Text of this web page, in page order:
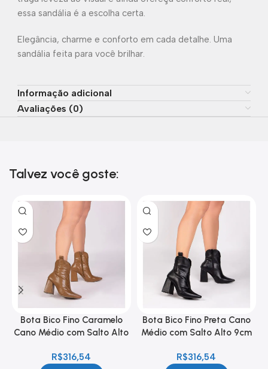
essa sandália é a escolha certa.
Elegância, charme e conforto em cada detalhe. Uma
sandália feita para você brilhar.
Informação adicional
Avaliações (0)
Talvez você goste:
Bota Bico Fino Caramelo
Cano Médio com Salto Alto
R$316,54
Bota Bico Fino Preta Cano
Médio com Salto Alto 9cm
R$316,54